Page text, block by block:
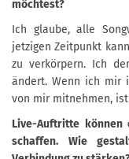
möchtest?
Ich glaube, alle
jetzigen Zeitpunkt
zu verkörpern. Ich
ändert. Wenn ich mir
von mir mitnehmen,
Live-Auftritte können
schaffen. Wie